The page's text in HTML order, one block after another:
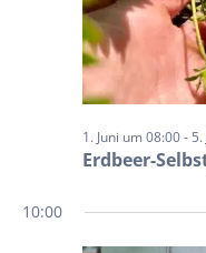
Erdbeer-
1. Juni um 08:00-
10:00